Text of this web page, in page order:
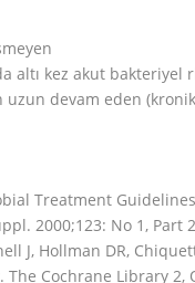
altı kez akut bakteriyel
uzun devam eden
Treatment
2000;123: No 1, Part
J, Hollman DR,
Cochrane Library 2,